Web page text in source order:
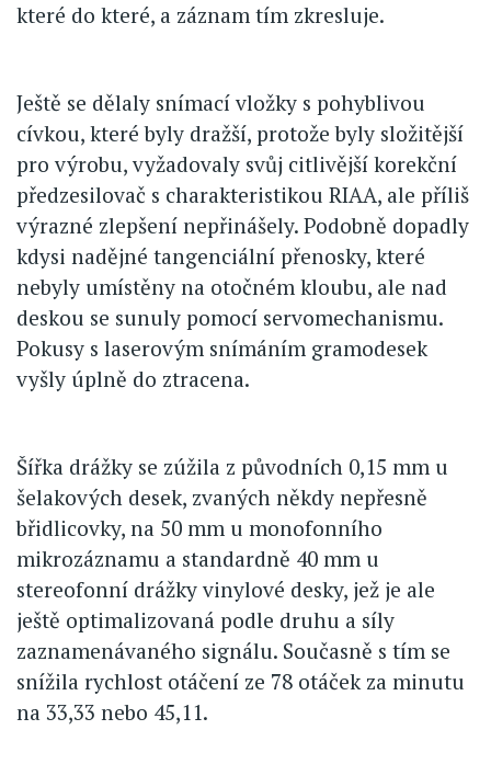
které do které, a záznam tím zkresluje.
Ještě se dělaly snímací vložky s pohyblivou
cívkou, které byly dražší, protože byly složitější
pro výrobu, vyžadovaly svůj citlivější korekční
předzesilovač s charakteristikou RIAA, ale příliš
výrazné zlepšení nepřinášely. Podobně dopadly
kdysi nadějné tangenciální přenosky, které
nebyly umístěny na otočném kloubu, ale nad
deskou se sunuly pomocí servomechanismu.
Pokusy s laserovým snímáním gramodesek
vyšly úplně do ztracena.
Šířka drážky se zúžila z původních 0,15 mm u
šelakových desek, zvaných někdy nepřesně
břidlicovky, na 50 mm u monofonního
mikrozáznamu a standardně 40 mm u
stereofonní drážky vinylové desky, jež je ale
ještě optimalizovaná podle druhu a síly
zaznamenávaného signálu. Současně s tím se
snížila rychlost otáčení ze 78 otáček za minutu
na 33,33 nebo 45,11.